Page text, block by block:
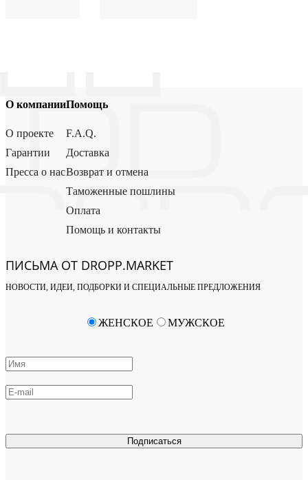
О компании
О проекте
Гарантии
Пресса о нас
Помощь
F.A.Q.
Доставка
Возврат и отмена
Таможенные пошлины
Оплата
Помощь и контакты
ПИСЬМА ОТ DROPP.MARKET
НОВОСТИ, ИДЕИ, ПОДБОРКИ И СПЕЦИАЛЬНЫЕ ПРЕДЛОЖЕНИЯ
Подписаться
ЖЕНСКОЕ МУЖСКОЕ